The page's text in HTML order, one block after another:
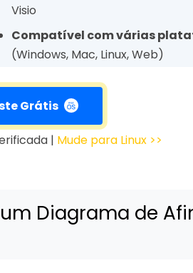
Visio
Compatível com várias
(Windows, Mac, Linux, Web)
Grátis
| Mude para Linux >>
Diagrama de